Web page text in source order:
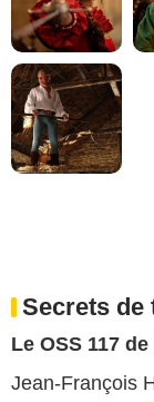
Secrets de
Le OSS 117
Jean-François